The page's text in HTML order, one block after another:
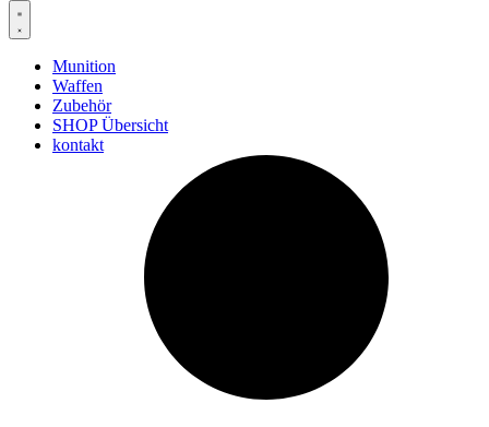
Munition
Waffen
Zubehör
SHOP Übersicht
kontakt